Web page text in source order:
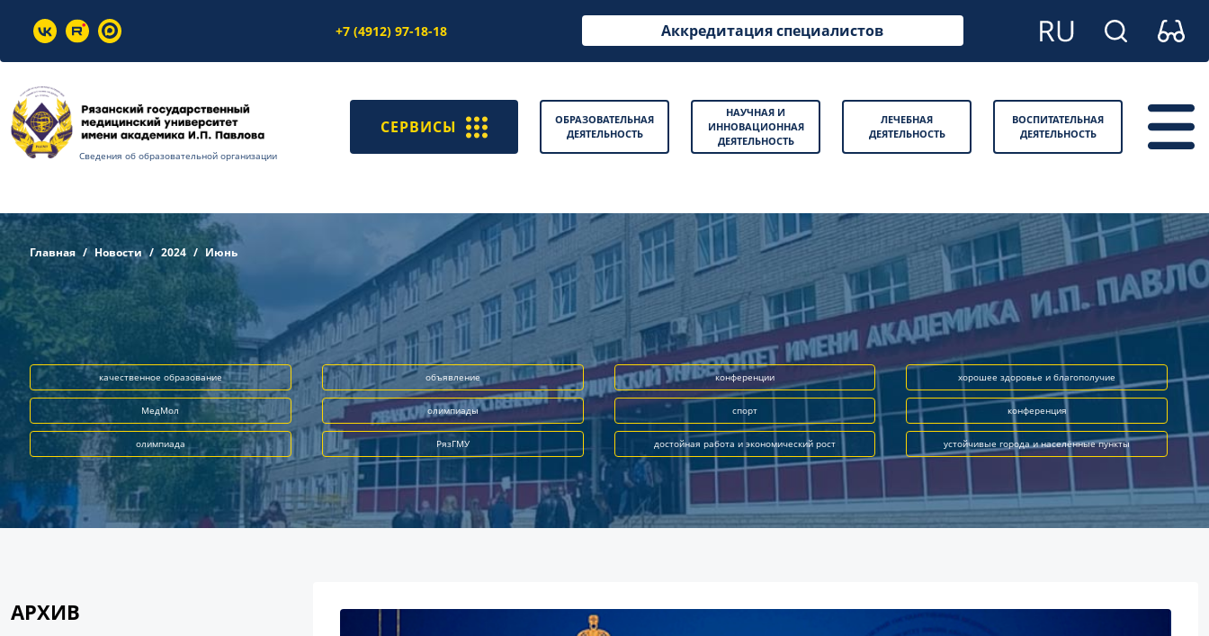
+7 (4912) 97-18-18 Аккредитация специалистов
Сведения об образовательной организации
СЕРВИСЫ
ОБРАЗОВАТЕЛЬНАЯ
ДЕЯТЕЛЬНОСТЬ
НАУЧНАЯ И
ИННОВАЦИОННАЯ
ДЕЯТЕЛЬНОСТЬ
ЛЕЧЕБНАЯ
ДЕЯТЕЛЬНОСТЬ
ВОСПИТАТЕЛЬНАЯ
ДЕЯТЕЛЬНОСТЬ
Главная Новости 2024 Июнь
качественное образование объявление конференции хорошее здоровье и благополучие
МедМол олимпиады спорт конференция
олимпиада РязГМУ достойная работа и экономический рост устойчивые города и населённые пункты
АРХИВ